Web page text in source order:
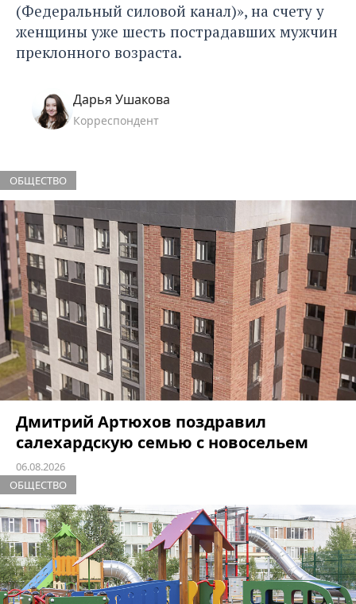
(Федеральный силовой канал)», на счету у
женщины уже шесть пострадавших мужчин
преклонного возраста.
Дарья Ушакова
Корреспондент
ОБЩЕСТВО
Дмитрий Артюхов поздравил
салехардскую семью с новосельем
06.08.2026
ОБЩЕСТВО